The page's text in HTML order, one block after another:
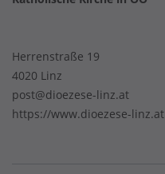
Herrenstraße 19
4020 Linz
post@dioezese-linz.at
https://www.dioezese-linz.at